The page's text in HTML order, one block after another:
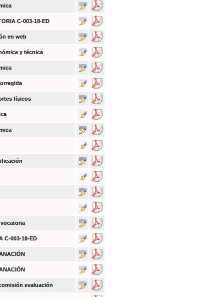
C-003-18-ED
en web
y técnica
físicos
C-003-18-ED
evaluación